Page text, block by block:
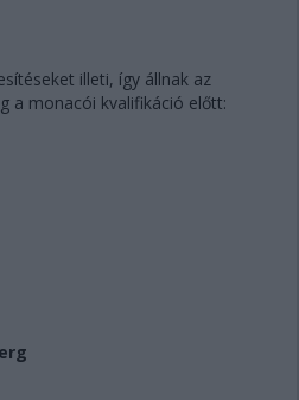
illeti, így állnak az
a monacói kvalifikáció előtt: